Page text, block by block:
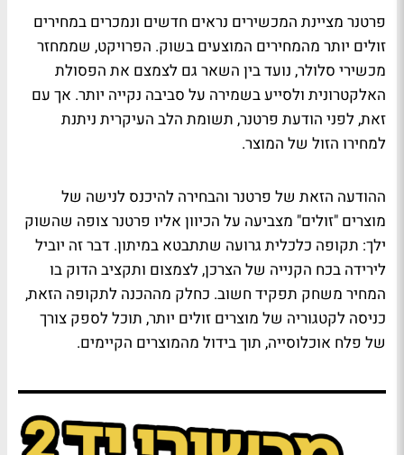
פרטנר מציינת המכשירים נראים חדשים ונמכרים במחירים
זולים יותר מהמחירים המוצעים בשוק. הפרויקט, שממחזר
מכשירי סלולר, נועד בין השאר גם לצמצם את הפסולת
האלקטרונית ולסייע בשמירה על סביבה נקייה יותר. אך עם
זאת, לפני הודעת פרטנר, תשומת הלב העיקרית ניתנת
למחירו הזול של המוצר.
ההודעה הזאת של פרטנר והבחירה להיכנס לנישה של
מוצרים "זולים" מצביעה על הכיוון אליו פרטנר צופה שהשוק
ילך: תקופה כלכלית גרועה שתתבטא במיתון. דבר זה יוביל
לירידה בכח הקנייה של הצרכן, לצמצום ותקציב הדוק בו
המחיר משחק תפקיד חשוב. כחלק מההכנה לתקופה הזאת,
כניסה לקטגוריה של מוצרים זולים יותר, תוכל לספק צורך
של פלח אוכלוסייה, תוך בידול מהמוצרים הקיימים.